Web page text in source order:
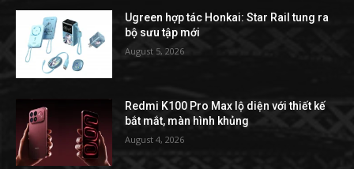
Ugreen hợp tác Honkai: Star Rail tung ra
bộ sưu tập mới
August 5, 2026
Redmi K100 Pro Max lộ diện với thiết kế
bắt mắt, màn hình khủng
August 4, 2026